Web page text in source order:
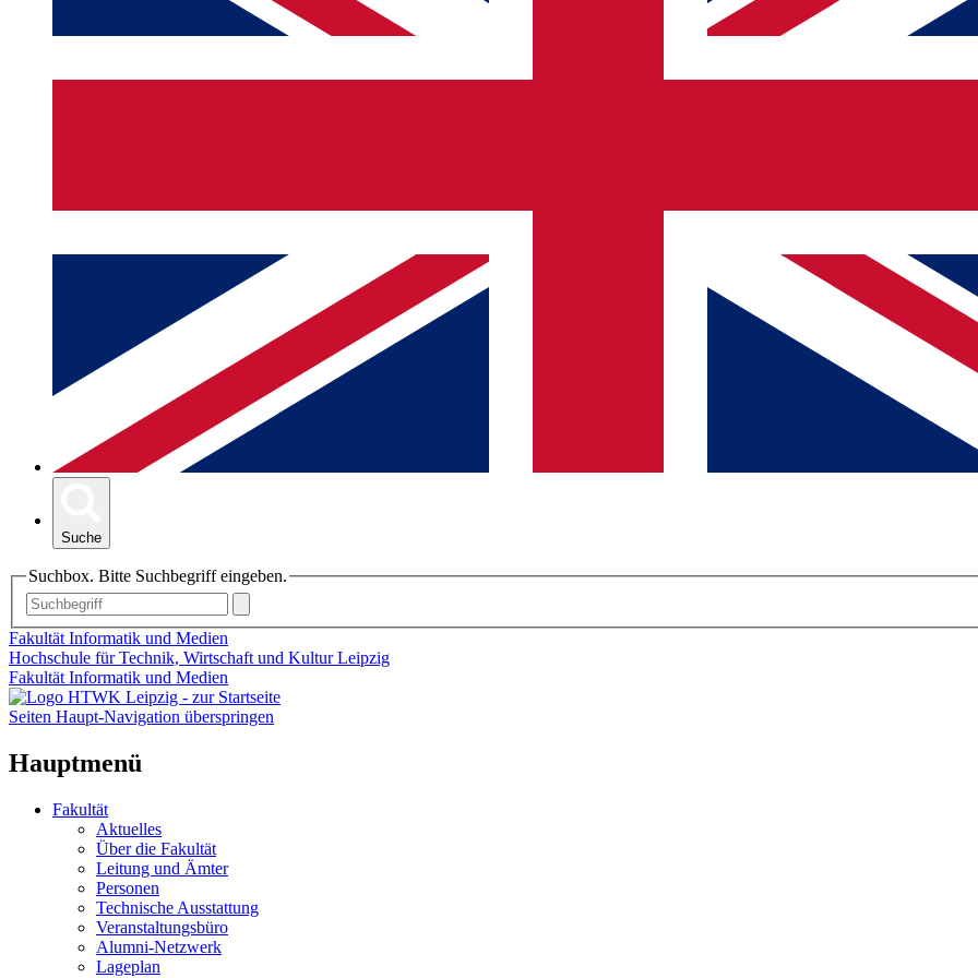
Suche
Suchbox. Bitte Suchbegriff eingeben.
Fakultät Informatik und Medien
Hochschule für Technik, Wirtschaft und Kultur Leipzig
Fakultät Informatik und Medien
Seiten Haupt-Navigation überspringen
Hauptmenü
Fakultät
Aktuelles
Über die Fakultät
Leitung und Ämter
Personen
Technische Ausstattung
Veranstaltungsbüro
Alumni-Netzwerk
Lageplan